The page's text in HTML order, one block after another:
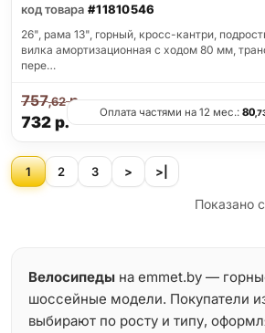
код товара #11810546
26", рама 13", горный, кросс-кантри,
вилка амортизационная с ходом 80 мм,
пере…
732р.
757,62р.
Оплата частями на 12 мес.:80
1 2 3 > >|
Показано
Велосипеды на emmet.by —
шоссейные модели. Покупатели
выбирают по росту и типу,